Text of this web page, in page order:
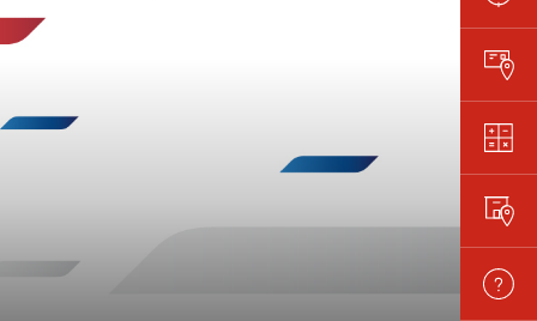
et règlementset interruptions